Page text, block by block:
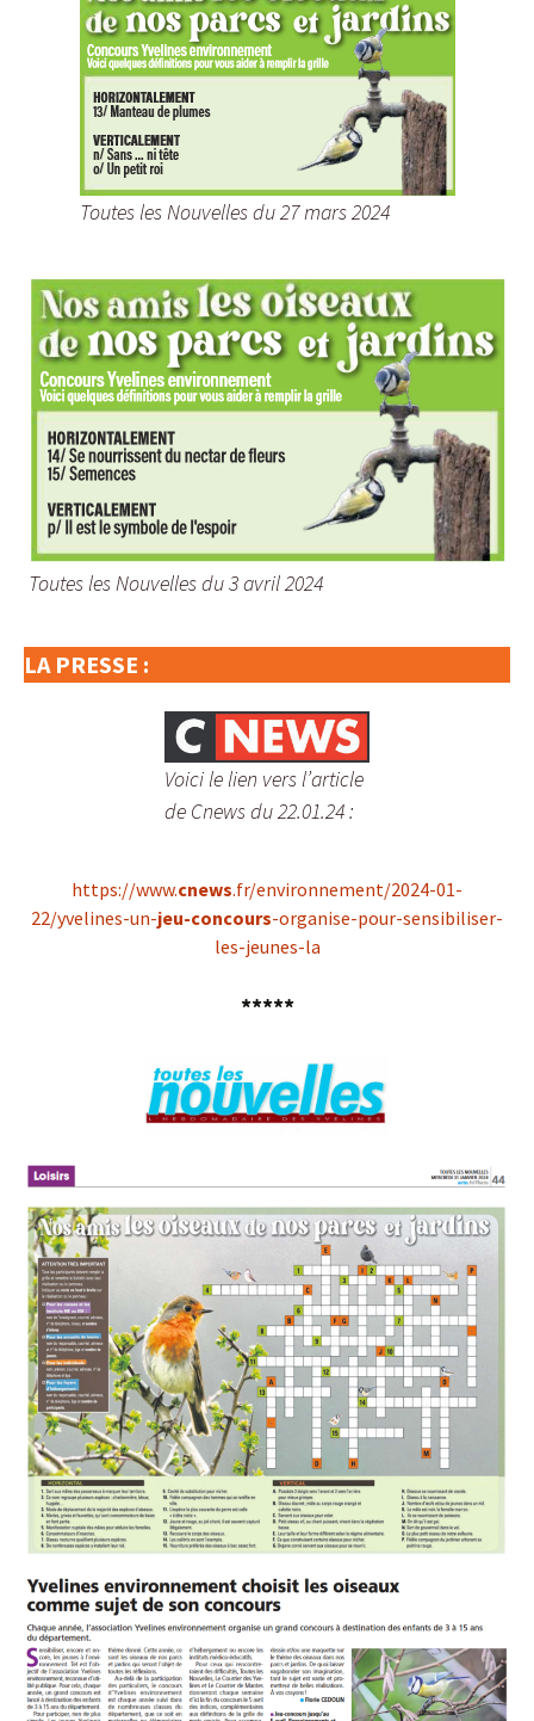
Toutes les Nouvelles du 27 mars 2024
Toutes les Nouvelles du 3 avril 2024
LA PRESSE :
Voici le lien vers l’article
de Cnews du 22.01.24 :
https://www.cnews.fr/environnement/2024-01-
22/yvelines-un-jeu-concours-organise-pour-sensibiliser-
les-jeunes-la
*****